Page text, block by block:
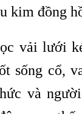
kim đồng
vải lưới
sống cổ,
và